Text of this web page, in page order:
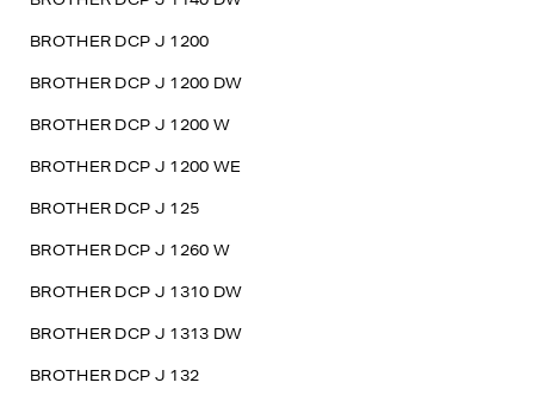
BROTHER DCP J 1200
BROTHER DCP J 1200 DW
BROTHER DCP J 1200 W
BROTHER DCP J 1200 WE
BROTHER DCP J 125
BROTHER DCP J 1260 W
BROTHER DCP J 1310 DW
BROTHER DCP J 1313 DW
BROTHER DCP J 132